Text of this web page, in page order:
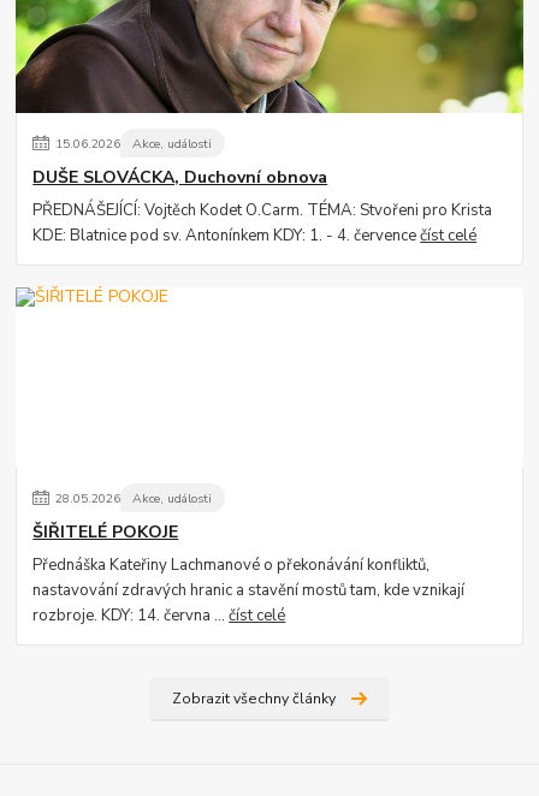
15.06.2026 Akce, události
DUŠE SLOVÁCKA, Duchovní obnova
PŘEDNÁŠEJÍCÍ: Vojtěch Kodet O.Carm. TÉMA: Stvořeni pro Krista
KDE: Blatnice pod sv. Antonínkem KDY: 1. - 4. červencečíst celé
28.05.2026 Akce, události
ŠIŘITELÉ POKOJE
Přednáška Kateřiny Lachmanové o překonávání konfliktů,
nastavování zdravých hranic a stavění mostů tam, kde vznikají
rozbroje. KDY: 14. června ...číst celé
Zobrazit všechny články